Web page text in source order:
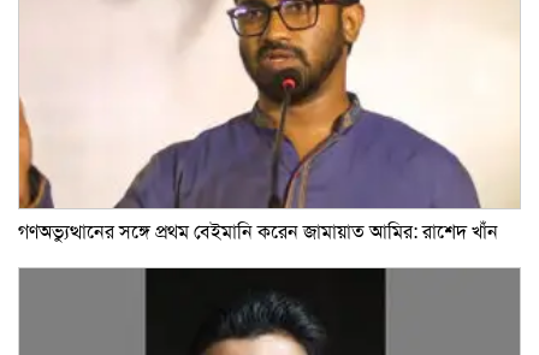
গণঅভ্যুত্থানের সঙ্গে প্রথম বেইমানি করেন জামায়াত আমির: রাশেদ খাঁন